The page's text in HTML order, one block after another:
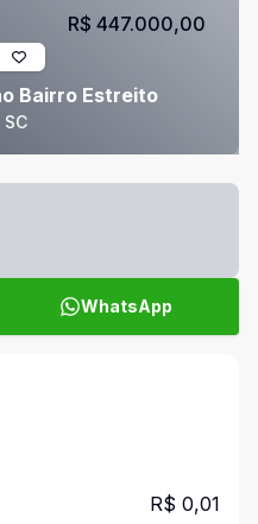
Bairro Estreito
R$ 447.000,00
WhatsApp
R$ 0,01